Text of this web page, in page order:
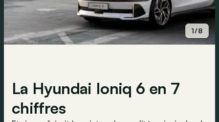
1/8
La Hyundai Ioniq 6 en 7
chiffres